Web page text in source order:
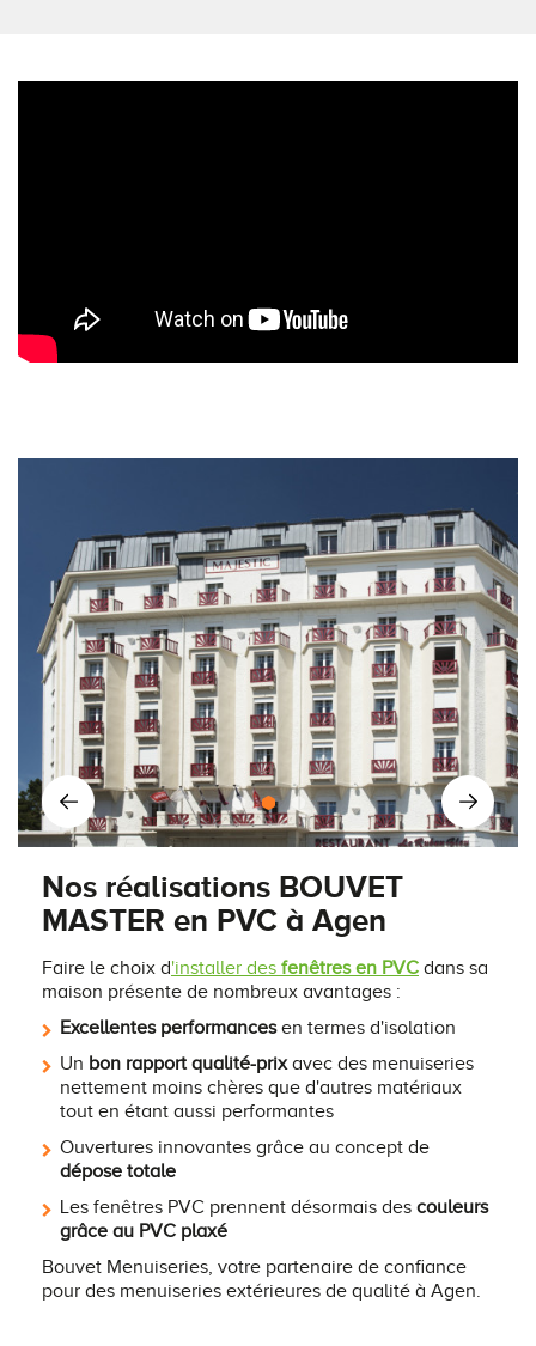
Nos réalisations BOUVET
MASTER en PVC à Agen
Faire le choix d'installer des fenêtres en PVC dans sa
maison présente de nombreux avantages :
Excellentes performancesen termes d'isolation
Un bon rapport qualité-prixavec des menuiseries
nettement moins chères que d'autres matériaux
tout en étant aussi performantes
Ouvertures innovantes grâce au concept de
dépose totale
Les fenêtres PVC prennent désormais des couleurs
grâce au PVC plaxé
Bouvet Menuiseries, votre partenaire de confiance
pour des menuiseries extérieures de qualité à Agen.